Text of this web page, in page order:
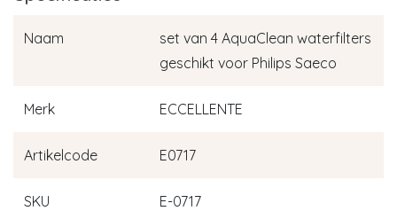
Naam
set van 4 AquaClean waterfilters
geschikt voor Philips Saeco
Merk ECCELLENTE
Artikelcode E0717
SKU E-0717